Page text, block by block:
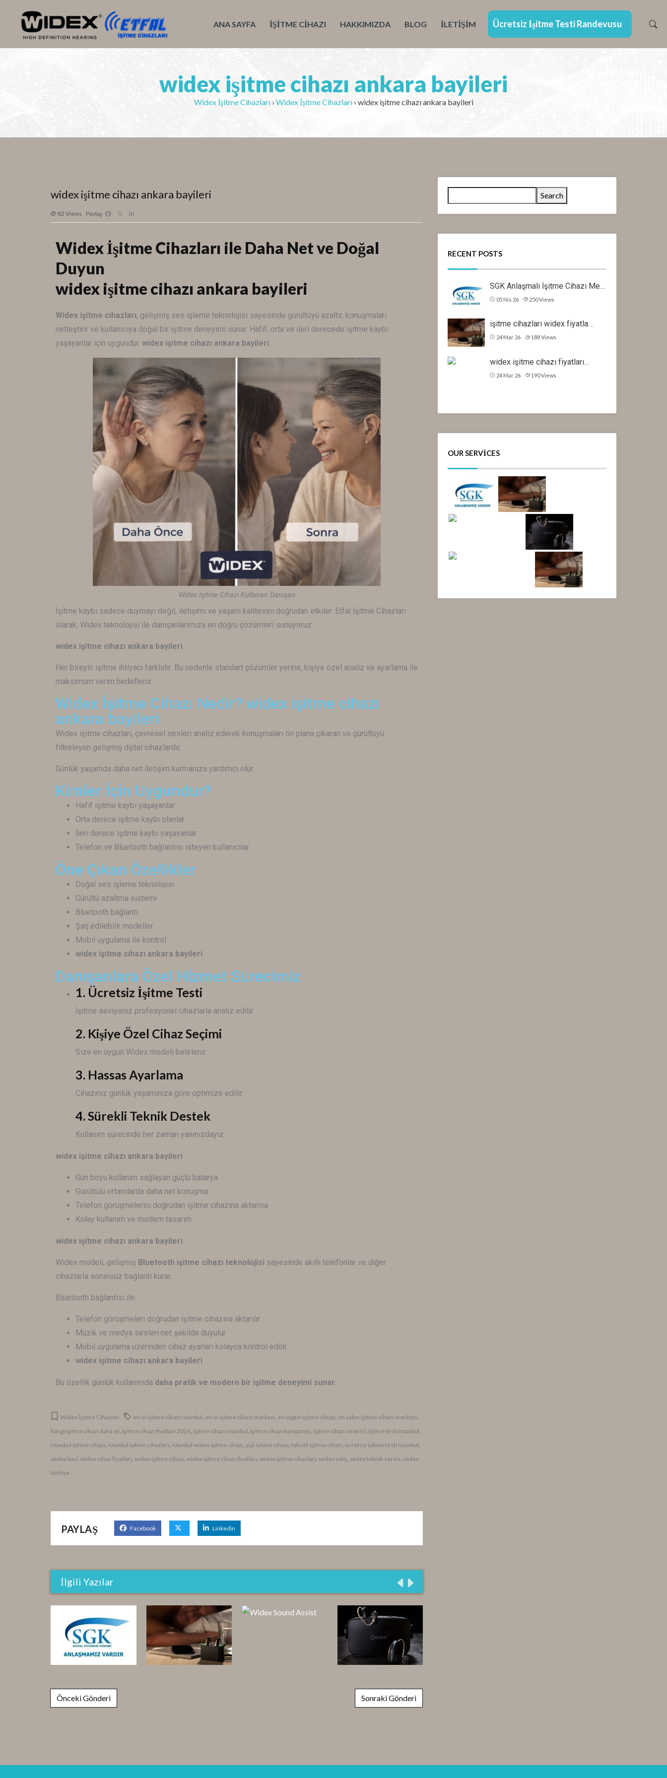
ANA SAYFA İŞITME CIHAZI HAKKIMIZDA BLOG İLETIŞIM Ücretsiz İşitme Testi Randevusu
widex işitme cihazı ankara bayileri
Widex İşitme Cihazları› Widex İşitme Cihazları› widex işitme cihazı ankara bayileri
widex işitme cihazı ankara bayileri
82 Views Paylaş
Widex İşitme Cihazları ile Daha Net ve Doğal
Duyun
widex işitme cihazı ankara bayileri
Widex işitme cihazları, gelişmiş ses işleme teknolojisi sayesinde gürültüyü azaltır, konuşmaları
netleştirir ve kullanıcıya doğal bir işitme deneyimi sunar. Hafif, orta ve ileri derecede işitme kaybı
yaşayanlar için uygundur. widex işitme cihazı ankara bayileri
Widex Işitme Cihazı Kullanan Danışan
İşitme kaybı sadece duymayı değil, iletişimi ve yaşam kalitesini doğrudan etkiler. Etfal İşitme Cihazları
olarak, Widex teknolojisi ile danışanlarımıza en doğru çözümleri sunuyoruz.
widex işitme cihazı ankara bayileri
Her bireyin işitme ihtiyacı farklıdır. Bu nedenle standart çözümler yerine, kişiye özel analiz ve ayarlama ile
maksimum verim hedeflenir.
Widex İşitme Cihazı Nedir? widex işitme cihazı
ankara bayileri
Widex işitme cihazları, çevresel sesleri analiz ederek konuşmaları ön plana çıkaran ve gürültüyü
filtreleyen gelişmiş dijital cihazlardır.
Günlük yaşamda daha net iletişim kurmanıza yardımcı olur.
Kimler İçin Uygundur?
Hafif işitme kaybı yaşayanlar
Orta derece işitme kaybı olanlar
İleri derece işitme kaybı yaşayanlar
Telefon ve Bluetooth bağlantısı isteyen kullanıcılar
Öne Çıkan Özellikler
Doğal ses işleme teknolojisi
Gürültü azaltma sistemi
Bluetooth bağlantı
Şarj edilebilir modeller
Mobil uygulama ile kontrol
widex işitme cihazı ankara bayileri
Danışanlara Özel Hizmet Sürecimiz
1. Ücretsiz İşitme Testi
İşitme seviyeniz profesyonel cihazlarla analiz edilir.
2. Kişiye Özel Cihaz Seçimi
Size en uygun Widex modeli belirlenir.
3. Hassas Ayarlama
Cihazınız günlük yaşamınıza göre optimize edilir.
4. Sürekli Teknik Destek
Kullanım sürecinde her zaman yanınızdayız.
widex işitme cihazı ankara bayileri
Gün boyu kullanım sağlayan güçlü batarya
Gürültülü ortamlarda daha net konuşma
Telefon görüşmelerini doğrudan işitme cihazına aktarma
Kolay kullanım ve modern tasarım
widex işitme cihazı ankara bayileri
Widex modeli, gelişmiş Bluetooth işitme cihazı teknolojisi sayesinde akıllı telefonlar ve diğer
cihazlarla sorunsuz bağlantı kurar.
Bluetooth bağlantısı ile:
Telefon görüşmeleri doğrudan işitme cihazına aktarılır
Müzik ve medya sesleri net şekilde duyulur
Mobil uygulama üzerinden cihaz ayarları kolayca kontrol edilir.
widex işitme cihazı ankara bayileri
Bu özellik günlük kullanımda daha pratik ve modern bir işitme deneyimi sunar.
Widex İşitme Cihazları en iyi işitme cihazı istanbul en iyi işitme cihazı markası en uygun işitme cihazı en yakın işitme cihazı merkezi
hangi işitme cihazı daha iyi işitme cihazı fiyatları 2026 işitme cihazı istanbul işitme cihazı kampanya işitme cihazı önerisi işitme testi istanbul
istanbul işitme cihazı istanbul işitme cihazları istanbul widex işitme cihazı şişli işitme cihazı taksitli işitme cihazı ücretsiz işitme testi istanbul
widex bayi widex cihaz fiyatları widex işitme cihazı widex işitme cihazı fiyatları widex işitme cihazları widex satış widex teknik servis widex
türkiye
PAYLAŞ Facebook Linkedin
İlgili Yazılar
Post navigation
Önceki Gönderi Sonraki Gönderi
Search
RECENT POSTS
SGK Anlaşmalı İşitme Cihazı Me…
05 Nis 26 250Views
işitme cihazları widex fiyatla…
24 Mar 26 188Views
widex işitme cihazı fiyatları…
24 Mar 26 190Views
OUR SERVICES